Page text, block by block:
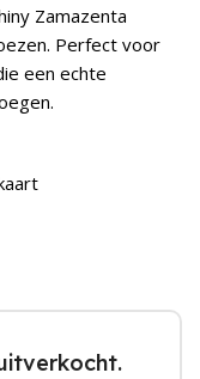
Zamazenta
Perfect voor
een echte